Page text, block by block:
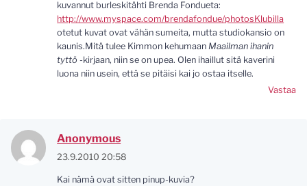
kuvannut burleskitähti Brenda Fondueta:
http://www.myspace.com/brendafondue/photosKlubilla
otetut kuvat ovat vähän sumeita, mutta studiokansio on
kaunis.Mitä tulee Kimmon kehumaan Maailman ihanin
tyttö -kirjaan, niin se on upea. Olen ihaillut sitä kaverini
luona niin usein, että se pitäisi kai jo ostaa itselle.
Vastaa
Anonymous
23.9.2010 20:58
Kai nämä ovat sitten pinup-kuvia?